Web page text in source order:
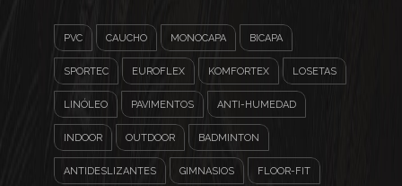
PVC CAUCHO MONOCAPA BICAPA
SPORTEC EUROFLEX KOMFORTEX LOSETAS
LINÓLEO PAVIMENTOS ANTI-HUMEDAD
INDOOR OUTDOOR BADMINTON
ANTIDESLIZANTES GIMNASIOS FLOOR-FIT